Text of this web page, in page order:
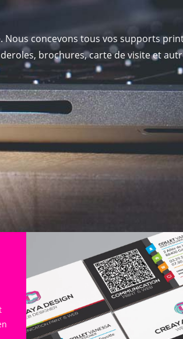
concevons tous vos supports
brochures, carte de visite et